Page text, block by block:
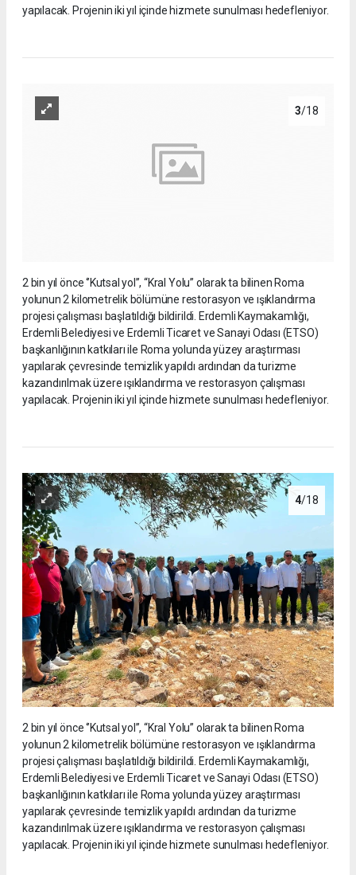
yapılacak. Projenin iki yıl içinde hizmete sunulması hedefleniyor.
3/18
2 bin yıl önce ‘’Kutsal yol’’, “Kral Yolu” olarak ta bilinen Roma
yolunun 2 kilometrelik bölümüne restorasyon ve ışıklandırma
projesi çalışması başlatıldığı bildirildi. Erdemli Kaymakamlığı,
Erdemli Belediyesi ve Erdemli Ticaret ve Sanayi Odası (ETSO)
başkanlığının katkıları ile Roma yolunda yüzey araştırması
yapılarak çevresinde temizlik yapıldı ardından da turizme
kazandırılmak üzere ışıklandırma ve restorasyon çalışması
yapılacak. Projenin iki yıl içinde hizmete sunulması hedefleniyor.
4/18
2 bin yıl önce ‘’Kutsal yol’’, “Kral Yolu” olarak ta bilinen Roma
yolunun 2 kilometrelik bölümüne restorasyon ve ışıklandırma
projesi çalışması başlatıldığı bildirildi. Erdemli Kaymakamlığı,
Erdemli Belediyesi ve Erdemli Ticaret ve Sanayi Odası (ETSO)
başkanlığının katkıları ile Roma yolunda yüzey araştırması
yapılarak çevresinde temizlik yapıldı ardından da turizme
kazandırılmak üzere ışıklandırma ve restorasyon çalışması
yapılacak. Projenin iki yıl içinde hizmete sunulması hedefleniyor.